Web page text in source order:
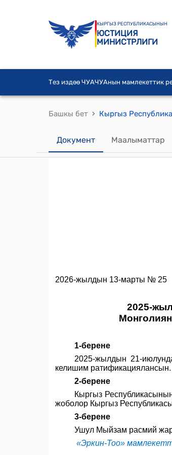
КЫРГЫЗ РЕСПУБЛИКАСЫНЫН
ЮСТИЦИЯ
МИНИСТРЛИГИ
Тез издөө ЧУАЧУАнын мамлекеттик
Башкы бет ›
Документ Маалыматтар